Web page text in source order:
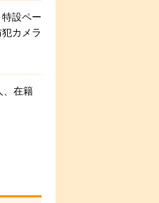
特設ペー
カメラ
、在籍